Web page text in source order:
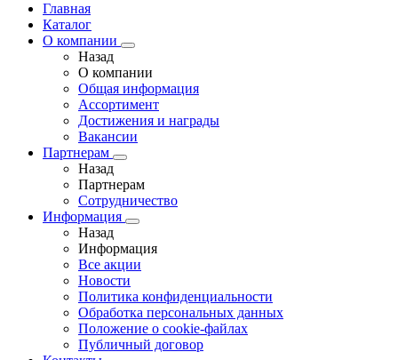
Главная
Каталог
О компании
Назад
О компании
Общая информация
Ассортимент
Достижения и награды
Вакансии
Партнерам
Назад
Партнерам
Сотрудничество
Информация
Назад
Информация
Все акции
Новости
Политика конфиденциальности
Обработка персональных данных
Положение о cookie-файлах
Публичный договор